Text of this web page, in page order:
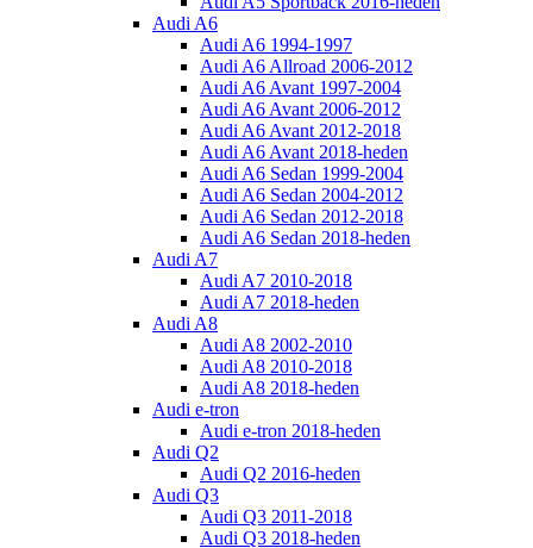
Audi A6
Audi A6 1994-1997
Audi A6 Allroad 2006-2012
Audi A6 Avant 1997-2004
Audi A6 Avant 2006-2012
Audi A6 Avant 2012-2018
Audi A6 Avant 2018-heden
Audi A6 Sedan 1999-2004
Audi A6 Sedan 2004-2012
Audi A6 Sedan 2012-2018
Audi A6 Sedan 2018-heden
Audi A7
Audi A7 2010-2018
Audi A7 2018-heden
Audi A8
Audi A8 2002-2010
Audi A8 2010-2018
Audi A8 2018-heden
Audi e-tron
Audi e-tron 2018-heden
Audi Q2
Audi Q2 2016-heden
Audi Q3
Audi Q3 2011-2018
Audi Q3 2018-heden